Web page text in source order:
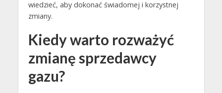
wiedzieć, aby dokonać świadomej i korzystnej
zmiany.
Kiedy warto rozważyć
zmianę sprzedawcy
gazu?